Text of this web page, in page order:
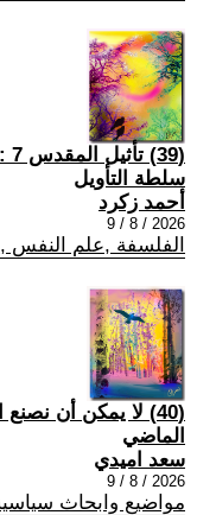
سلطة التأويل
أحمد زكرد
2026 / 8 / 9
الفلسفة ,علم النفس ,
(40) لا يمكن أن
الماضي
سعد اميدي
2026 / 8 / 9
مواضيع وابحاث